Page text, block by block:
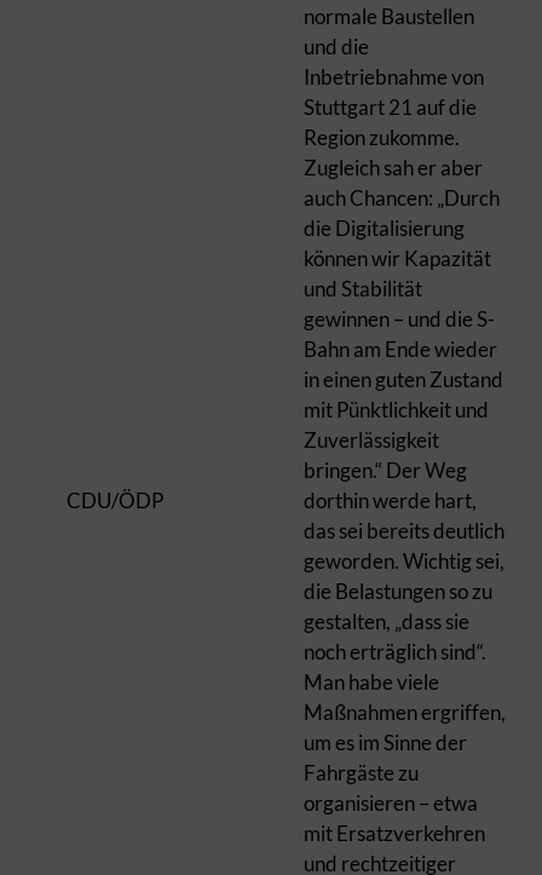
CDU/ÖDP
normale Baustellen
und die
Inbetriebnahme von
Stuttgart 21 auf die
Region zukomme.
Zugleich sah er aber
auch Chancen: „Durch
die Digitalisierung
können wir Kapazität
und Stabilität
gewinnen – und die S-
Bahn am Ende wieder
in einen guten Zustand
mit Pünktlichkeit und
Zuverlässigkeit
bringen.“ Der Weg
dorthin werde hart,
das sei bereits deutlich
geworden. Wichtig sei,
die Belastungen so zu
gestalten, „dass sie
noch erträglich sind“.
Man habe viele
Maßnahmen ergriffen,
um es im Sinne der
Fahrgäste zu
organisieren – etwa
mit Ersatzverkehren
und rechtzeitiger